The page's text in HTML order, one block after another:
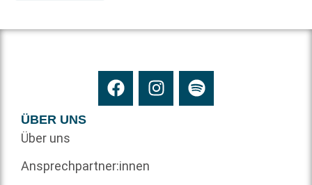
ÜBER UNS
Über uns
Ansprechpartner:innen